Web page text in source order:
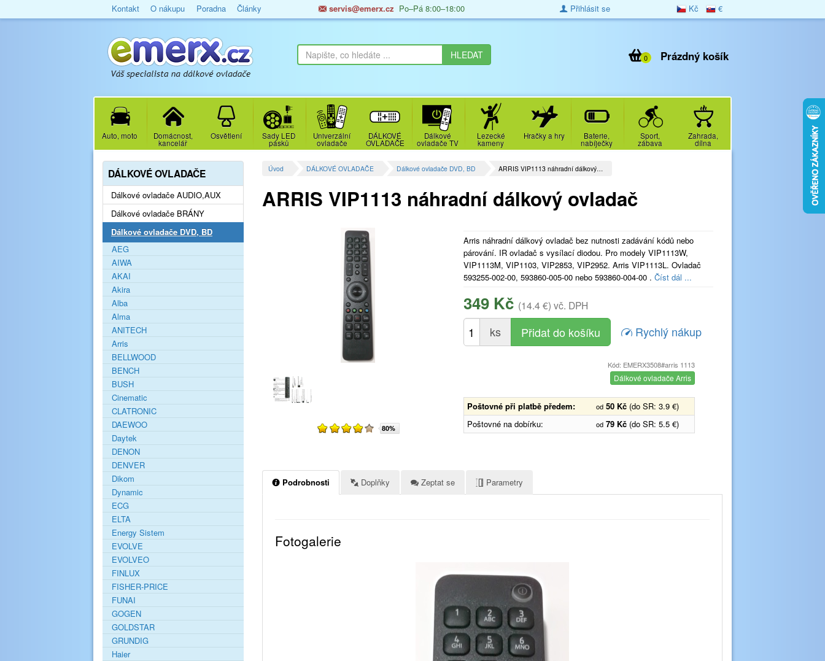
Kontakt O nákupu Poradna Články servis@emerx.cz Po–Pá 8:00–18:00 Kč €
Přihlásit se
Prázdný košík
0
Auto, moto Domácnost,
kancelář
Osvětlení Sady LED
pásků
Univerzální
ovladače
DÁLKOVÉ
OVLADAČE
Dálkové
ovladače TV
Lezecké
kameny
Hračky a hry Baterie,
nabíječky
Sport,
zábava
Zahrada,
dílna
Úvod DÁLKOVÉ OVLADAČE Dálkové ovladače DVD, BD ARRIS VIP1113 náhradní dálkový…
ARRIS VIP1113 náhradní dálkový ovladač
80%
Arris náhradní dálkový ovladač bez nutnosti zadávání kódů nebo
párování. IR ovladač s vysílací diodou. Pro modely VIP1113W,
VIP1113M, VIP1103, VIP2853, VIP2952. Arris VIP1113L. Ovladač
593255-002-00, 593860-005-00 nebo 593860-004-00 . Číst dál ...
349 Kč (14.4 €) vč. DPH
ks Rychlý nákup
Kód: EMERX3508#arris 1113
Dálkové ovladače Arris
Poštovné při platbě předem: od 50 Kč (do SR: 3.9 €)
Poštovné na dobírku:
od 79 Kč (do SR: 5.5 €)
Podrobnosti Doplňky Zeptat se Parametry
Fotogalerie
DÁLKOVÉ OVLADAČE
Dálkové ovladače AUDIO,AUX
Dálkové ovladače BRÁNY
Dálkové ovladače DVD, BD
AEG
AIWA
AKAI
Akira
Alba
Alma
ANITECH
Arris
BELLWOOD
BENCH
BUSH
Cinematic
CLATRONIC
DAEWOO
Daytek
DENON
DENVER
Dikom
Dynamic
ECG
ELTA
Energy Sistem
EVOLVE
EVOLVEO
FINLUX
FISHER-PRICE
FUNAI
GOGEN
GOLDSTAR
GRUNDIG
Haier